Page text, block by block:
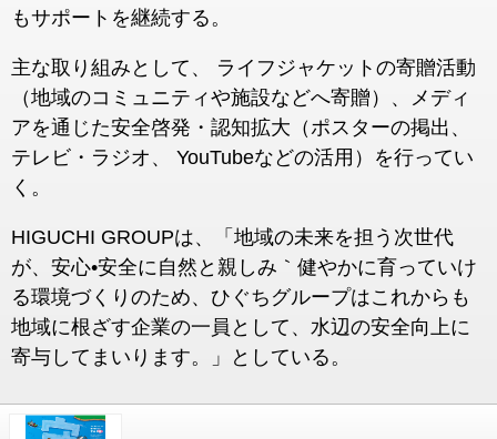
もサポートを継続する。
主な取り組みとして、 ライフジャケットの寄贈活動
（地域のコミュニティや施設などへ寄贈）、メディ
アを通じた安全啓発・認知拡大（ポスターの掲出、
テレビ・ラジオ、 YouTubeなどの活用）を行ってい
く。
HIGUCHI GROUPは、「地域の未来を担う次世代
が、安心•安全に自然と親しみ｀健やかに育っていけ
る環境づくりのため、ひぐちグループはこれからも
地域に根ざす企業の一員として、水辺の安全向上に
寄与してまいります。」としている。